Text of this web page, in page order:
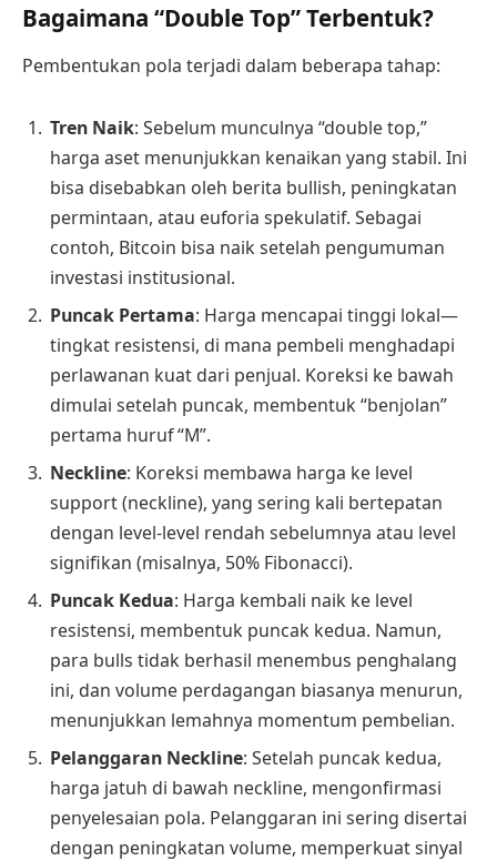
Bagaimana “Double Top” Terbentuk?
Pembentukan pola terjadi dalam beberapa tahap:
Tren Naik: Sebelum munculnya “double top,”
harga aset menunjukkan kenaikan yang stabil. Ini
bisa disebabkan oleh berita bullish, peningkatan
permintaan, atau euforia spekulatif. Sebagai
contoh, Bitcoin bisa naik setelah pengumuman
investasi institusional.
Puncak Pertama: Harga mencapai tinggi lokal—
tingkat resistensi, di mana pembeli menghadapi
perlawanan kuat dari penjual. Koreksi ke bawah
dimulai setelah puncak, membentuk “benjolan”
pertama huruf “M”.
Neckline: Koreksi membawa harga ke level
support (neckline), yang sering kali bertepatan
dengan level-level rendah sebelumnya atau level
signifikan (misalnya, 50% Fibonacci).
Puncak Kedua: Harga kembali naik ke level
resistensi, membentuk puncak kedua. Namun,
para bulls tidak berhasil menembus penghalang
ini, dan volume perdagangan biasanya menurun,
menunjukkan lemahnya momentum pembelian.
Pelanggaran Neckline: Setelah puncak kedua,
harga jatuh di bawah neckline, mengonfirmasi
penyelesaian pola. Pelanggaran ini sering disertai
dengan peningkatan volume, memperkuat sinyal